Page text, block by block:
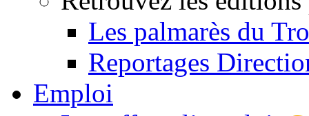
Les palmarès du
Reportages
Emploi